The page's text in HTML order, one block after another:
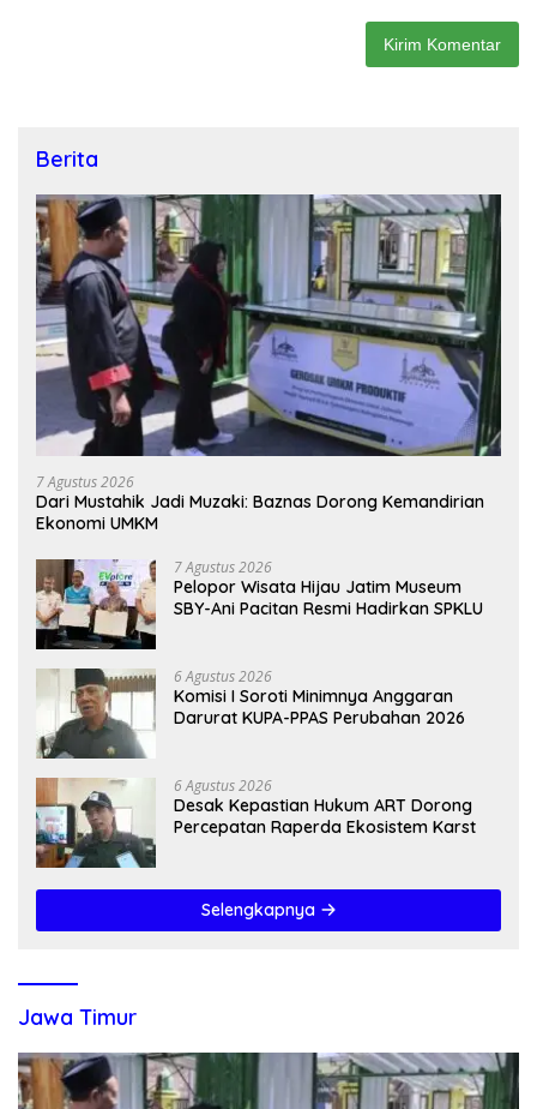
Berita
7 Agustus 2026
Dari Mustahik Jadi Muzaki: Baznas Dorong Kemandirian
Ekonomi UMKM
7 Agustus 2026
Pelopor Wisata Hijau Jatim Museum
SBY-Ani Pacitan Resmi Hadirkan SPKLU
6 Agustus 2026
Komisi I Soroti Minimnya Anggaran
Darurat KUPA-PPAS Perubahan 2026
6 Agustus 2026
Desak Kepastian Hukum ART Dorong
Percepatan Raperda Ekosistem Karst
Selengkapnya
Jawa Timur